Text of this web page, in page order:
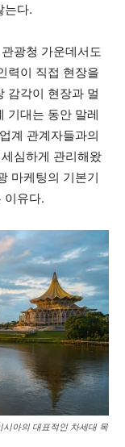
는다.
광청 가운데서도
력이 직접 현장을
감각이 현장과 멀
기대는 동안 말레
계 관계자들과의
심하게 관리해왔
마케팅의 기본기
이유다.
아의 대표적인 차세대 목